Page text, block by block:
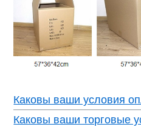
Каковы ваши условия
Каковы ваши торговые